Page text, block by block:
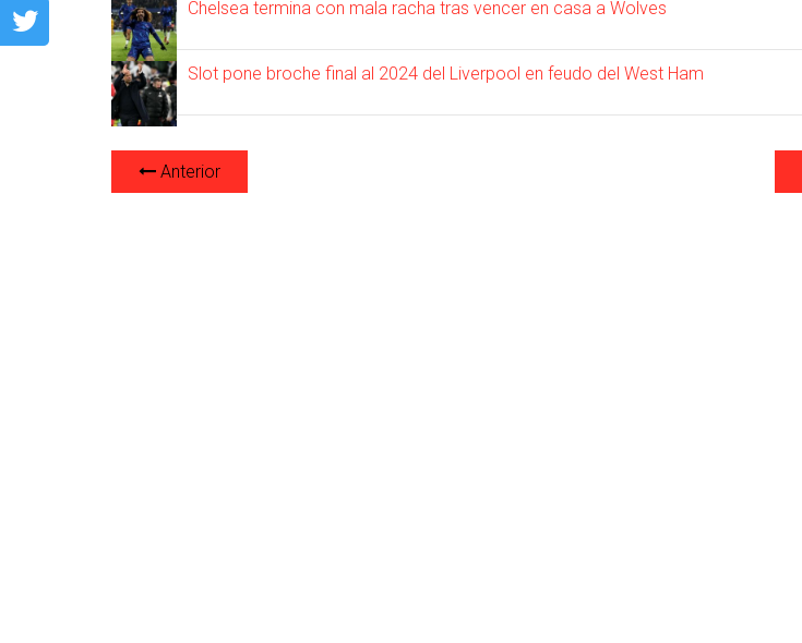
Chelsea termina con mala racha tras vencer en casa a Wolves
Slot pone broche final al 2024 del Liverpool en feudo del West Ham
Anterior